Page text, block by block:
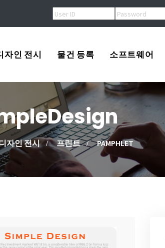
자인 전시
프린트
광고
동영상
물건 등록
USA
Korea
China
Other
소프트웨어
자인 전시 프린트 PAMPHLET